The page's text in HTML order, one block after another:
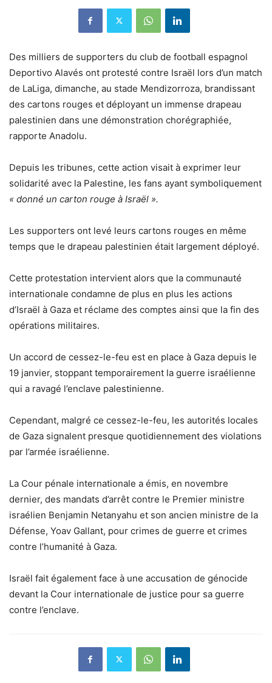
Des milliers de supporters du club de football espagnol
Deportivo Alavés ont protesté contre Israël lors d’un match
de LaLiga, dimanche, au stade Mendizorroza, brandissant
des cartons rouges et déployant un immense drapeau
palestinien dans une démonstration chorégraphiée,
rapporte Anadolu.
Depuis les tribunes, cette action visait à exprimer leur
solidarité avec la Palestine, les fans ayant symboliquement
« donné un carton rouge à Israël ».
Les supporters ont levé leurs cartons rouges en même
temps que le drapeau palestinien était largement déployé.
Cette protestation intervient alors que la communauté
internationale condamne de plus en plus les actions
d’Israël à Gaza et réclame des comptes ainsi que la fin des
opérations militaires.
Un accord de cessez-le-feu est en place à Gaza depuis le
19 janvier, stoppant temporairement la guerre israélienne
qui a ravagé l’enclave palestinienne.
Cependant, malgré ce cessez-le-feu, les autorités locales
de Gaza signalent presque quotidiennement des violations
par l’armée israélienne.
La Cour pénale internationale a émis, en novembre
dernier, des mandats d’arrêt contre le Premier ministre
israélien Benjamin Netanyahu et son ancien ministre de la
Défense, Yoav Gallant, pour crimes de guerre et crimes
contre l’humanité à Gaza.
Israël fait également face à une accusation de génocide
devant la Cour internationale de justice pour sa guerre
contre l’enclave.